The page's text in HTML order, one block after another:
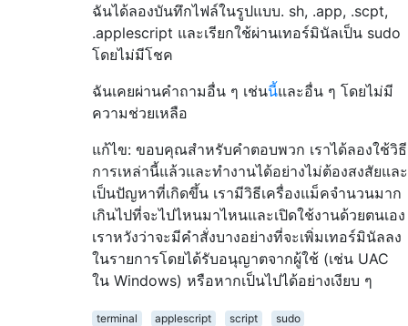
ฉันได้ลองบันทึกไฟล์ในรูปแบบ. sh, .app, .scpt,
.applescript และเรียกใช้ผ่านเทอร์มินัลเป็น sudo
โดยไม่มีโชค
ฉันเคยผ่านคำถามอื่น ๆ เช่นนี้และอื่น ๆ โดยไม่มี
ความช่วยเหลือ
แก้ไข: ขอบคุณสำหรับคำตอบพวก เราได้ลองใช้วิธี
การเหล่านี้แล้วและทำงานได้อย่างไม่ต้องสงสัยและ
เป็นปัญหาที่เกิดขึ้น เรามีวิธีเครื่องแม็คจำนวนมาก
เกินไปที่จะไปไหนมาไหนและเปิดใช้งานด้วยตนเอง
เราหวังว่าจะมีคำสั่งบางอย่างที่จะเพิ่มเทอร์มินัลลง
ในรายการโดยได้รับอนุญาตจากผู้ใช้ (เช่น UAC
ใน Windows) หรือหากเป็นไปได้อย่างเงียบ ๆ
terminal applescript script
sudo